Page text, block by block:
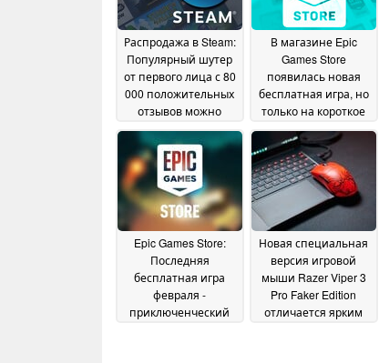
Распродажа в Steam:
Популярный шутер
от первого лица с 80
000 положительных
отзывов можно
приобрести за $2,99
06 March 2025
В магазине Epic
Games Store
появилась новая
бесплатная игра, но
только на короткое
время27 February 2025
Epic Games Store:
Последняя
бесплатная игра
февраля -
приключенческий
Новая специальная
версия игровой
мыши Razer Viper 3
Pro Faker Edition
отличается ярким